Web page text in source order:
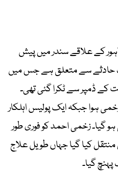
2025 میں لاہور کے علاقے سندر میں پیش
حادثے سے متعلق ہے جس میں
کے ڈمپر سے ٹکرا گئی تھی۔
ہوا جبکہ ایک پولیس اہلکار
گیا۔ زخمی احمد کو فوری طور
منتقل کیا گیا جہاں طویل علاج
گیا۔